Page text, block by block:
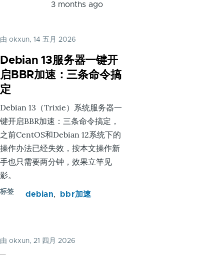
由 okxun, 14 五月 2026
Debian 13服务器一键开
启BBR加速：三条命令搞
定
Debian 13（Trixie）系统服务器一
键开启BBR加速：三条命令搞定，
之前CentOS和Debian 12系统下的
操作办法已经失效，按本文操作新
手也只需要两分钟，效果立竿见
影。
标签 debian bbr加速
由 okxun, 21 四月 2026
3 months ago